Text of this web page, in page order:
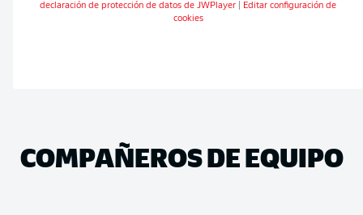
declaración de protección de datos de JWPlayer
Editar configuración de
cookies
COMPAÑEROS DE EQUIPO